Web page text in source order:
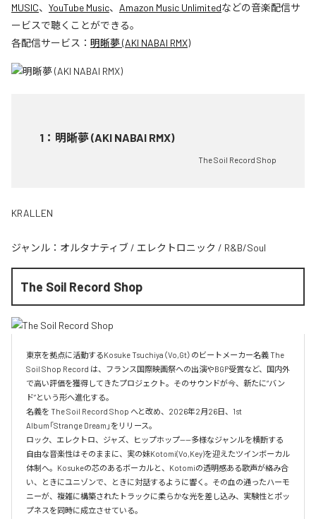
MUSIC、 YouTube Music、 Amazon Music Unlimitedなどの音楽配信サ
ービスで聴くことができる。
各配信サービス： 明晰夢 (AKI NABAI RMX)
1 ： 明晰夢 (AKI NABAI RMX)
The Soil Record Shop
KRALLEN
ジャンル： オルタナティブ / エレクトロニック / R&B/Soul
The Soil Record Shop
東京を拠点に活動するKosuke Tsuchiya（Vo,Gt）のビートメーカー名義 The
Soil Shop Record は、フランス国際映画祭への出演やBGP受賞など、国内外
で高い評価を獲得してきたプロジェクト。そのサウンドが今、新たに“バン
ド”という形へ進化する。
名義を The Soil Record Shop へと改め、2026年2月26日、1st
Album「Strange Dream」をリリース。
ロック、エレクトロ、ジャズ、ヒップホップ——多様なジャンルを横断する
自由な音楽性はそのままに、実の妹Kotomi(Vo,Key)を迎えたツインボーカル
体制へ。Kosukeの芯のあるボーカルと、Kotomiの透明感ある歌声が絡み合
い、ときにユニゾンで、ときに対話するように響く。その血の通ったハーモ
ニーが、複雑に構築されたトラックに柔らかな光を差し込み、実験性とポッ
プネスを同時に成立させている。